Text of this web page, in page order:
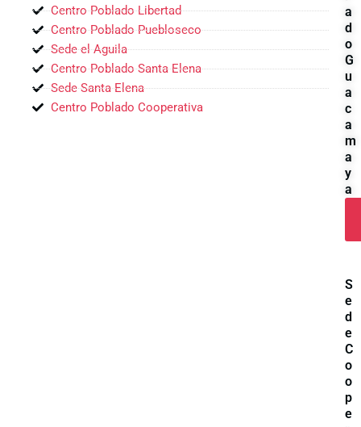
Centro Poblado Libertad
Centro Poblado Puebloseco
Sede el Aguila
Centro Poblado Santa Elena
Sede Santa Elena
Centro Poblado Cooperativa
a
d
o
G
u
a
c
a
m
a
y
a
S
e
d
e
C
o
o
p
e